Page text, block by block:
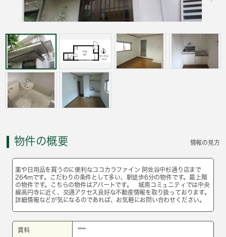
物件の概要 情報の見方
薬や日用品を買うのに便利なココカラファイン 阿佐谷中杉通り店まで
264mです。こだわりの条件として多い、駅徒歩6分の物件です。最上階
の物件です。こちらの物件はアパートです。 城南コミュニティでは中央
線高円寺に近く、交通アクセス良好な不動産情報を取り扱っております。
詳細情報などが気になるのであれば、お気軽にお問い合わせください。
賃料 ****